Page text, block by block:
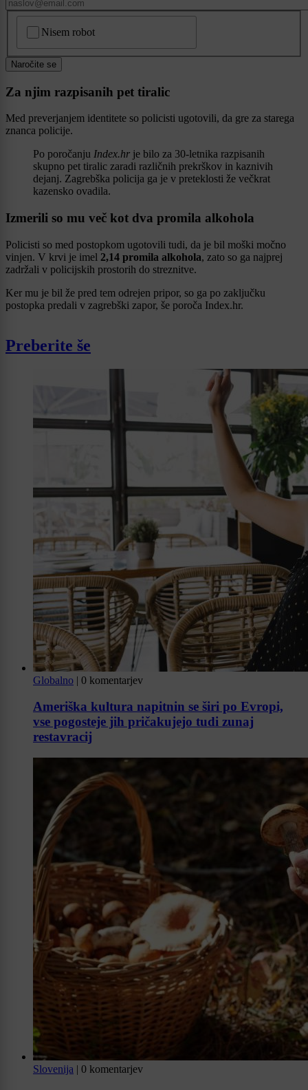
Nisem robot
Naročite se
Za njim razpisanih pet tiralic
Med preverjanjem identitete so policisti ugotovili, da gre za starega
znanca policije.
Po poročanju Index.hr je bilo za 30-letnika razpisanih
skupno pet tiralic zaradi različnih prekrškov in kaznivih
dejanj. Zagrebška policija ga je v preteklosti že večkrat
kazensko ovadila.
Izmerili so mu več kot dva promila alkohola
Policisti so med postopkom ugotovili tudi, da je bil moški močno
vinjen. V krvi je imel 2,14 promila alkohola, zato so ga najprej
zadržali v policijskih prostorih do streznitve.
Ker mu je bil že pred tem odrejen pripor, so ga po zaključku
postopka predali v zagrebški zapor, še poroča Index.hr.
Preberite še
Globalno | 0 komentarjev
Ameriška kultura napitnin se širi po Evropi,
vse pogosteje jih pričakujejo tudi zunaj
restavracij
Slovenija | 0 komentarjev